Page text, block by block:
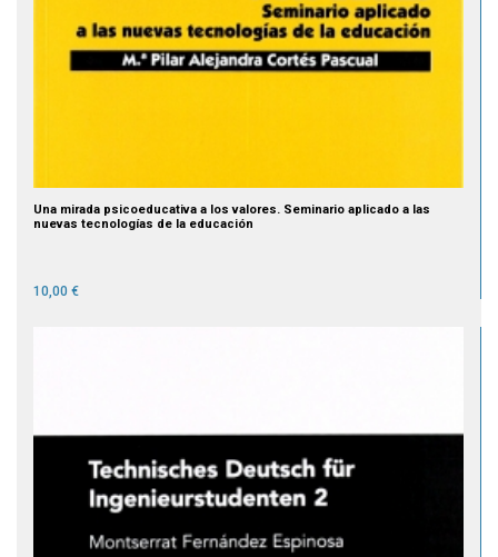
Una mirada psicoeducativa a los valores. Seminario aplicado a las
nuevas tecnologías de la educación
10,00 €